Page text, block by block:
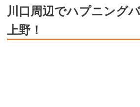
川口周辺でハプニング
上野！